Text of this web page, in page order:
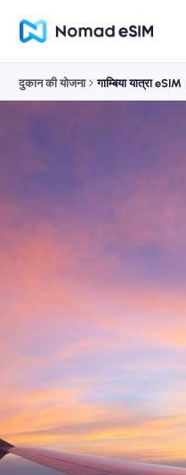
दुकान की योजना गाम्बिया यात्रा eSIM